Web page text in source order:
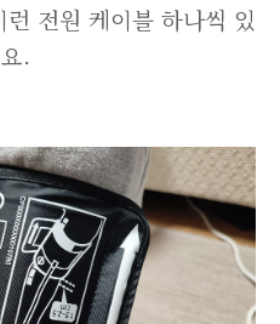
전원 케이블 하나씩 있
.